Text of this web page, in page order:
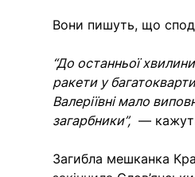
Вони пишуть, що
“До останньої
ракети у
Валеріївні мало
загарбники”, —
Загибла мешканка